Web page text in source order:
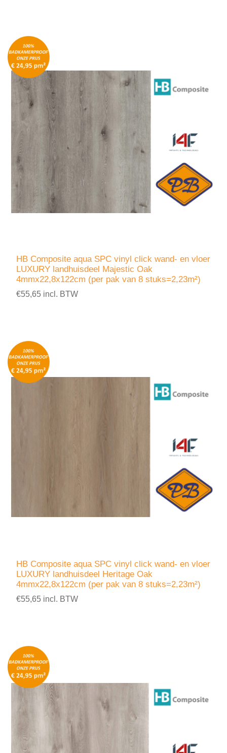
HB Composite aqua SPC vinyl click wand- en vloer
LUXURY landhuisdeel Majestic Oak
4mmx22,8x122cm (per pak van 8 stuks=2,23m²)
€55,65 incl. BTW
HB Composite aqua SPC vinyl click wand- en vloer
LUXURY landhuisdeel Heritage Oak
4mmx22,8x122cm (per pak van 8 stuks=2,23m²)
€55,65 incl. BTW